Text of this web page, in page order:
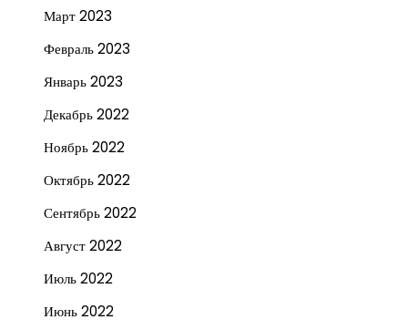
Март 2023
Февраль 2023
Январь 2023
Декабрь 2022
Ноябрь 2022
Октябрь 2022
Сентябрь 2022
Август 2022
Июль 2022
Июнь 2022